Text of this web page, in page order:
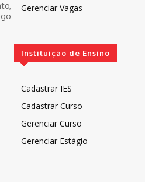
Gerenciar Vagas
Instituição de Ensino
Cadastrar IES
Cadastrar Curso
Gerenciar Curso
Gerenciar Estágio